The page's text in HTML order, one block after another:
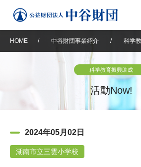
中谷財団につい
設立趣意書
中谷財団事業紹介中谷財団動画紹
HOME / 中谷財団事業紹介 / 科学
科学教育振興助成
活動Now!
2024年05月02日
湖南市立三雲小学校